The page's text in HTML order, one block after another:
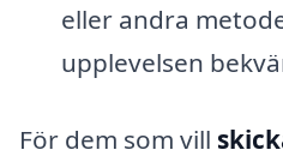
eller andra
upplevelsen
För dem som vill